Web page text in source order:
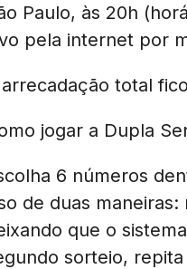
Paulo, às 20h
pela internet por
total
jogar a Dupla
6 números
de duas
que o
sorteio,